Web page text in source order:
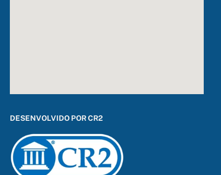
DESENVOLVIDO POR CR2